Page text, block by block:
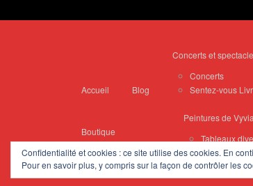
Accueil Blog
Concerts et
Concerts
Sentez-vous
Boutique
Album(s)
Haïku(s) d’peinture
Peintures de
Tableaux
Zelliges
Portraits
Confidentialité et cookies : ce site utilise des cookies. En
Pour en savoir plus, y compris sur la façon de contrôler les